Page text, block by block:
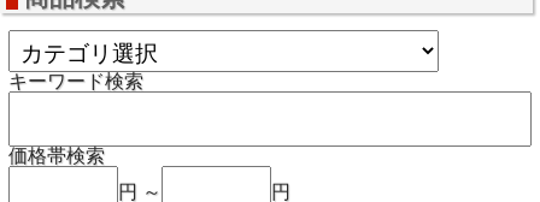
キーワード検索
価格帯検索
円 ～
円